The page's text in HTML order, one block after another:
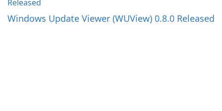
Windows Update Viewer (WUView) 0.8.0 Released